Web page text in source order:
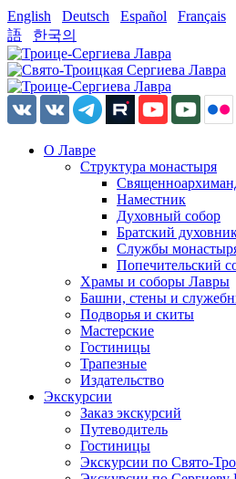
English Deutsch Español Français
語
한국의
О Лавре
Структура монастыря
Наместник
Духовный собор
Братский
Службы
Попечительский
Храмы и соборы Лавры
Башни, стены и
Подворья и скиты
Мастерские
Гостиницы
Трапезные
Издательство
Экскурсии
Заказ экскурсий
Путеводитель
Гостиницы
Экскурсии по Свято-